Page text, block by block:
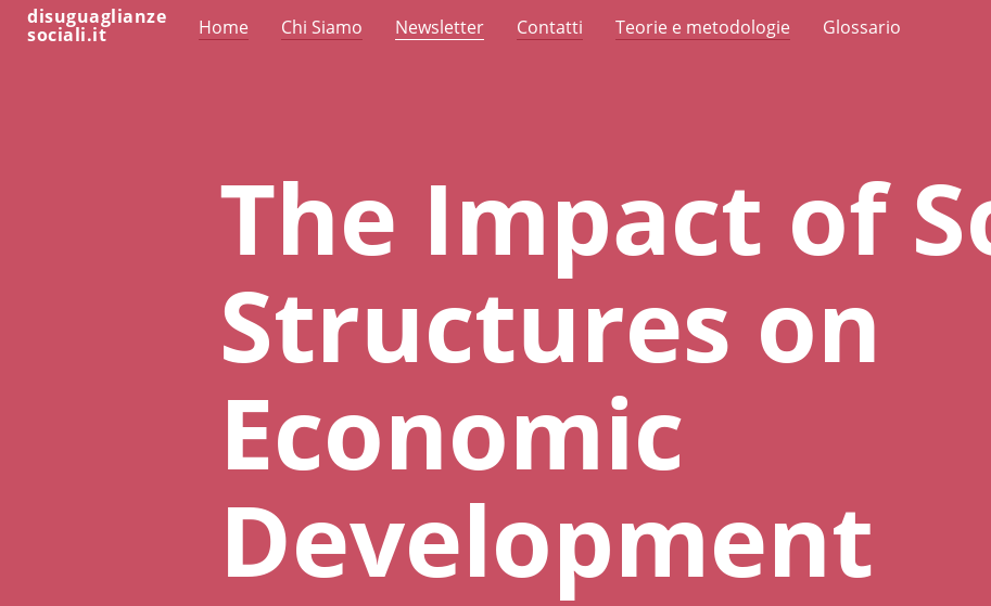
disuguaglianze
sociali.it Home Chi Siamo Newsletter Contatti Teorie e metodologie Glossario
The Impact of
Structures on
Economic
Development